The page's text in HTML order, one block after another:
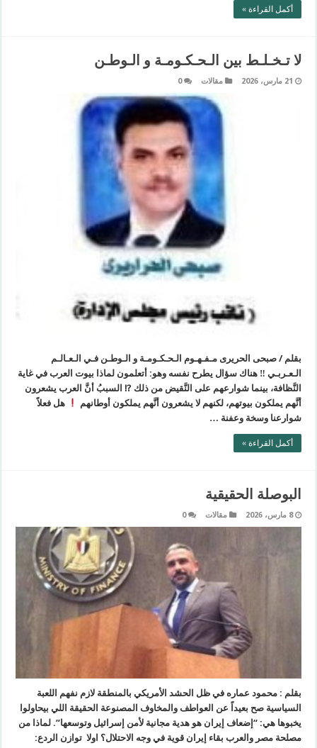
أكمل القراءة »
لا تـخـلـط بين الـحـكـومـة و الـوطـن
21 مارس، 2026 مقالات 0
بقلم / صبحى الحريرى مـفـهـوم الـحـكـومـة و الـوطـن فـي الـعـالـم
الـعـربـي ‼ هناك سؤال يطرح نفسه وهو: أتعلمون لماذا بيوت العرب في غاية
النَّظافة، بينما شوارعهم على النَّقيض من ذلك ⁉ السببُ أنَّ العرب يشعرون
أنَّهم يملكون بيوتهم، لكنهم لا يشعرون أنَّهم يملكون أوطانهم
هل فعلاً
شوارعنا وسخة وعفنة …
أكمل القراءة »
البوصلة الحقيقية
8 مارس، 2026 مقالات 0
بقلم : محمود عماره في ظل الحشد الأمريكي بالمنطقة لازم نفهم اللعبة
السياسية صح بعيداً عن العواطف والمخاوف المصنوعة الحقيقة اللي بيحاولوا
يخبوها هي: “إضعاف إيران هو هدية مجانية لأمن إسرائيل وتوسعها”. لماذا من
مصلحة مصر والعرب بقاء إيران قوية في وجه الاحتلال؟ اولا توازن الردع: